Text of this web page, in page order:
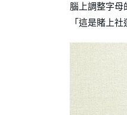
腦上調整字
「這是賭上